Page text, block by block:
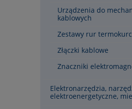
Urządzenia do
kablowych
Zestawy rur
Złączki kablowe
Znaczniki
Elektronarzędzia,
elektroenergetyczne,